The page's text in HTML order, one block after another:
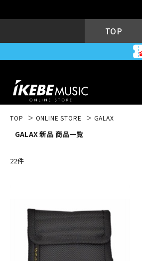
TOP
DJ機器
TOP ONLINE STORE GALAX
GALAX 新品 商品一覧
22件